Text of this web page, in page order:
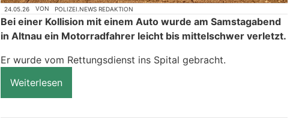
24.05.26 VON POLIZEI.NEWS REDAKTION
Bei einer Kollision mit einem Auto wurde am Samstagabend
in Altnau ein Motorradfahrer leicht bis mittelschwer verletzt.
Er wurde vom Rettungsdienst ins Spital gebracht.
Weiterlesen